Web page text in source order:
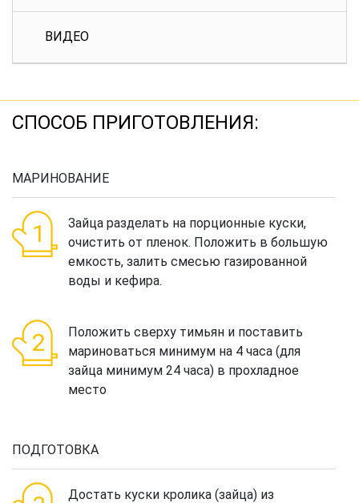
ВИДЕО
СПОСОБ ПРИГОТОВЛЕНИЯ:
МАРИНОВАНИЕ
Зайца разделать на порционные куски,
очистить от пленок. Положить в большую
емкость, залить смесью газированной
воды и кефира.
Положить сверху тимьян и поставить
мариноваться минимум на 4 часа (для
зайца минимум 24 часа) в прохладное
место
ПОДГОТОВКА
Достать куски кролика (зайца) из